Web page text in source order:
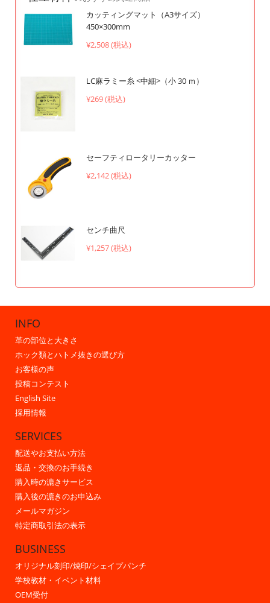
カッティングマット（A3サイズ）
450×300mm
¥2,508 (税込)
LC麻ラミー糸 <中細>（小 30 ｍ）
¥269 (税込)
セーフティロータリーカッター
¥2,142 (税込)
センチ曲尺
¥1,257 (税込)
INFO
革の部位と大きさ
ホック類とハトメ抜きの選び方
お客様の声
投稿コンテスト
English Site
採用情報
SERVICES
配送やお支払い方法
返品・交換のお手続き
購入時の漉きサービス
購入後の漉きのお申込み
メールマガジン
特定商取引法の表示
BUSINESS
オリジナル刻印/焼印/シェイプパンチ
学校教材・イベント材料
OEM受付